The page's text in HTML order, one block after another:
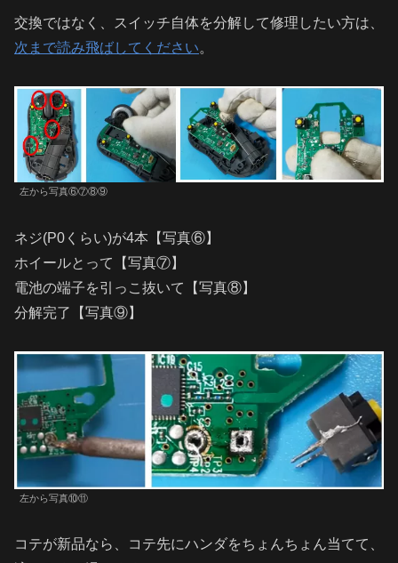
交換ではなく、スイッチ自体を分解して修理したい方は、
次まで読み飛ばしてください。
左から写真⑥⑦⑧⑨
ネジ(P0くらい)が4本【写真⑥】
ホイールとって【写真⑦】
電池の端子を引っこ抜いて【写真⑧】
分解完了【写真⑨】
左から写真⑩⑪
コテが新品なら、コテ先にハンダをちょんちょん当てて、